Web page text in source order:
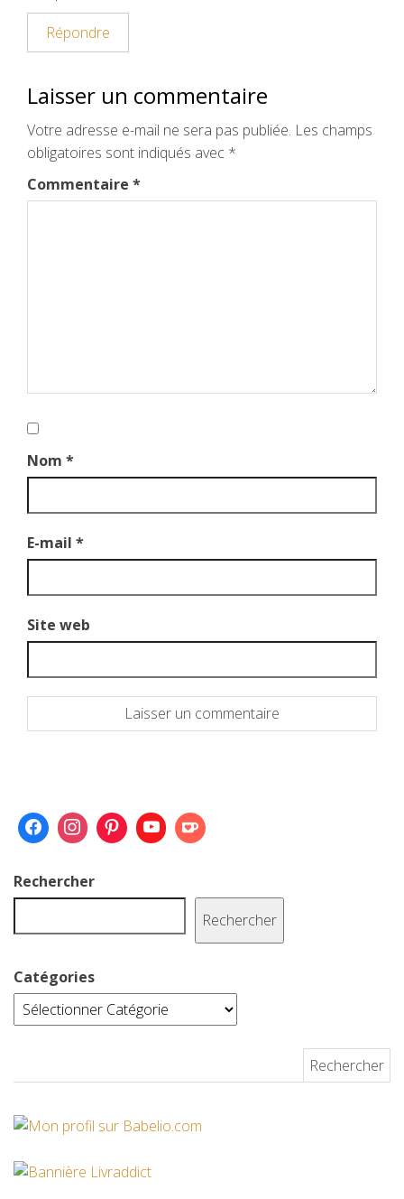
Répondre
Laisser un commentaire
Votre adresse e-mail ne sera pas publiée. Les champs
obligatoires sont indiqués avec *
Commentaire *
Nom *
E-mail *
Site web
Rechercher
Rechercher
Catégories